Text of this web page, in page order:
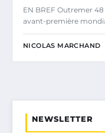
EN BREF Outremer
avant-première
NICOLAS MARCHAND
NEWSLETTER